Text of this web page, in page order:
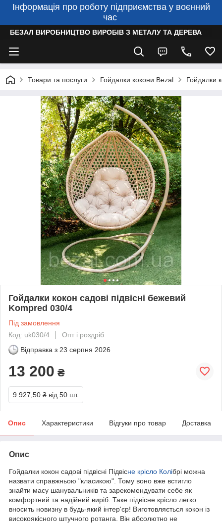
Інформація про роботу підприємства у воєнний
час
БЕЗАЛ ВИРОБНИЦТВО ВИРОБІВ З МЕТАЛУ ТА ДЕРЕВА
Товари та послуги Гойдалки кокони Bezal Гойдалки
Гойдалки кокон садові підвісні бежевий
Kompred 030/4
Під замовлення
Код: uk030/4
Опт і роздріб
Відправка з 23 серпня 2026
13 200 ₴
9 927,50 ₴ від 50 шт.
Опис Характеристики Відгуки про товар Доставка
Опис
Гойдалки кокон садові підвісні Підвісне крісло Колібрі можна
назвати справжньою "класикою". Тому воно вже встигло
знайти масу шанувальників та зарекомендувати себе як
комфортний та надійний виріб. Таке підвісне крісло легко
вносить новизну в будь-який інтер'єр! Виготовляється кокон із
високоякісного штучного ротанга. Він абсолютно не